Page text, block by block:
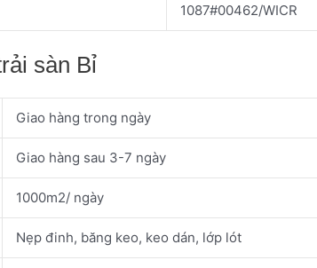
1087#00462/WICR
sàn Bỉ
Giao hàng trong ngày
Giao hàng sau 3-7 ngày
1000m2/ ngày
Nẹp đinh, băng keo, keo dán, lớp lót